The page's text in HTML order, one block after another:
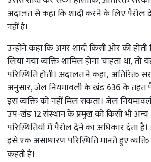
अदालत से कहा कि शादी करने के लिए पैरोल
नहीं है।
उन्होंने कहा कि अगर शादी किसी ओर की
लिया गया व्यक्ति शामिल होना चाहता था,
परिस्थिति होती। अदालत ने कहा, अतिरिक्त
अनुसार, जेल नियमावली के खंड 636 के तहत
इस व्यक्ति को नहीं मिल सकता। जेल
उप-खंड 12 संस्थान के प्रमुख को किसी भी
परिस्थितियों में पैरोल देने का अधिकार देता
इसे एक असाधारण परिस्थिति मानते हुए
कहती है।